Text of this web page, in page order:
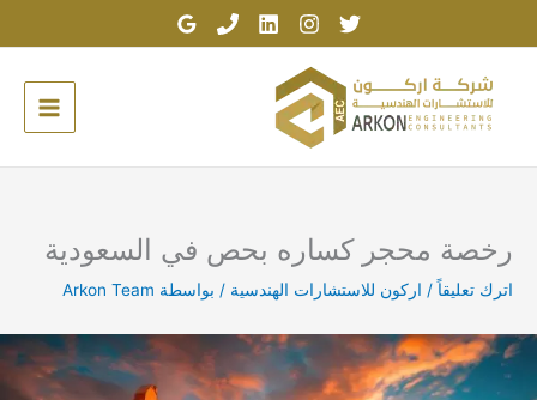
رخصة محجر كساره بحص في السعودية
اترك تعليقاً / اركون للاستشارات الهندسية / بواسطة Arkon Team